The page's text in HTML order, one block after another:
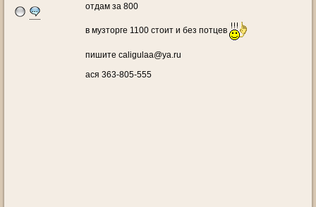
отдам за 800
в музторге 1100 стоит и без потцев
пишите caligulaa@ya.ru
ася 363-805-555